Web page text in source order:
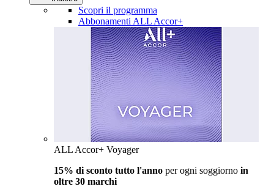
Scopri il programma
Abbonamenti ALL Accor+
ALL Accor+ Voyager
15% di sconto tutto l'anno per ogni soggiorno in
oltre 30 marchi